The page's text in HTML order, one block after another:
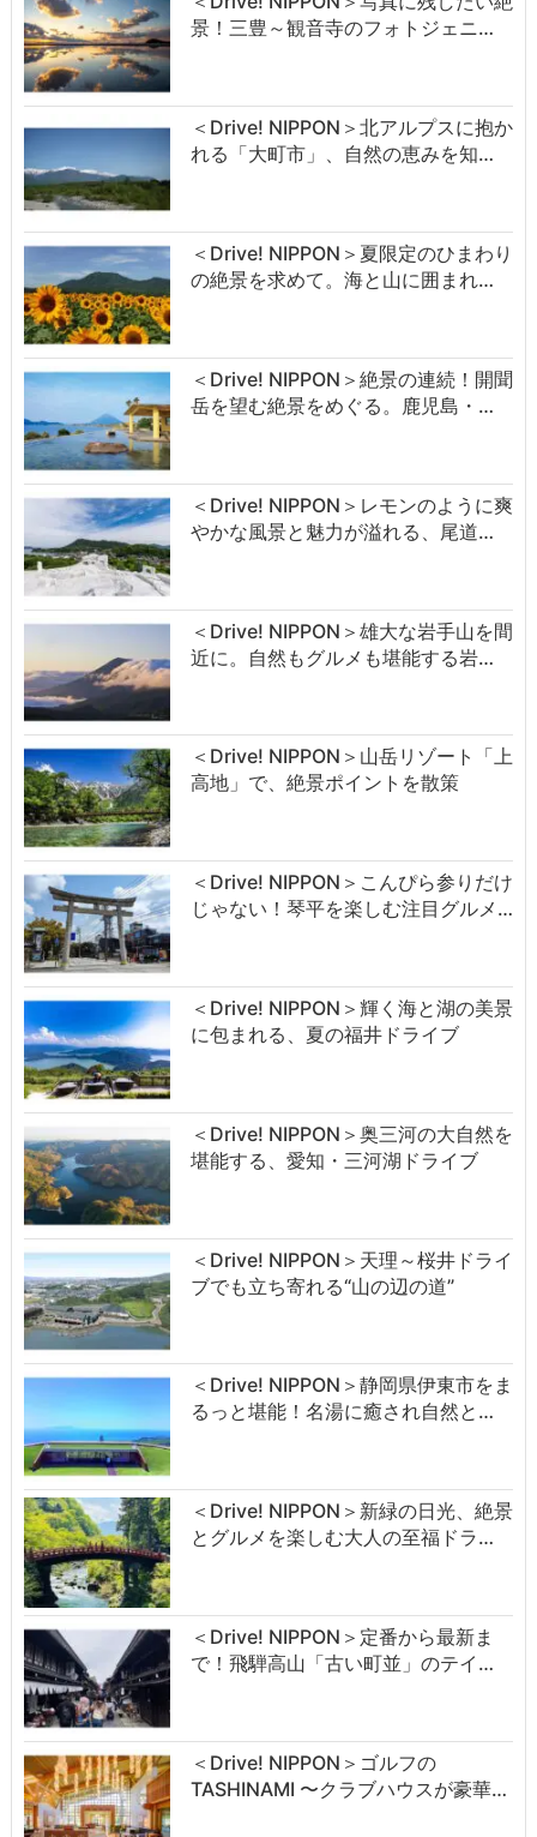
景！三豊～観音寺のフォトジェニ…
＜Drive! NIPPON＞北アルプスに抱か
れる「大町市」、自然の恵みを知…
＜Drive! NIPPON＞夏限定のひまわり
の絶景を求めて。海と山に囲まれ…
＜Drive! NIPPON＞絶景の連続！開聞
岳を望む絶景をめぐる。鹿児島・…
＜Drive! NIPPON＞レモンのように爽
やかな風景と魅力が溢れる、尾道…
＜Drive! NIPPON＞雄大な岩手山を間
近に。自然もグルメも堪能する岩…
＜Drive! NIPPON＞山岳リゾート「上
高地」で、絶景ポイントを散策
＜Drive! NIPPON＞こんぴら参りだけ
じゃない！琴平を楽しむ注目グルメ…
＜Drive! NIPPON＞輝く海と湖の美景
に包まれる、夏の福井ドライブ
＜Drive! NIPPON＞奥三河の大自然を
堪能する、愛知・三河湖ドライブ
＜Drive! NIPPON＞天理～桜井ドライ
ブでも立ち寄れる“山の辺の道”
＜Drive! NIPPON＞静岡県伊東市をま
るっと堪能！名湯に癒され自然と…
＜Drive! NIPPON＞新緑の日光、絶景
とグルメを楽しむ大人の至福ドラ…
＜Drive! NIPPON＞定番から最新ま
で！飛騨高山「古い町並」のテイ…
＜Drive! NIPPON＞ゴルフの
TASHINAMI 〜クラブハウスが豪華…